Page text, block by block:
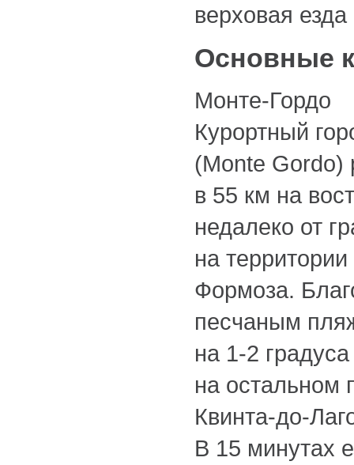
верховая езда
Основные
Монте-Гордо
Курортный
(Monte Gordo)
в 55 км на
недалеко от
на
Формоза.
песчаным
на 1-2
на остальном
Квинта-до-
В 15 минутах